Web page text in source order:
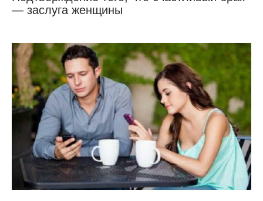
— заслуга женщины